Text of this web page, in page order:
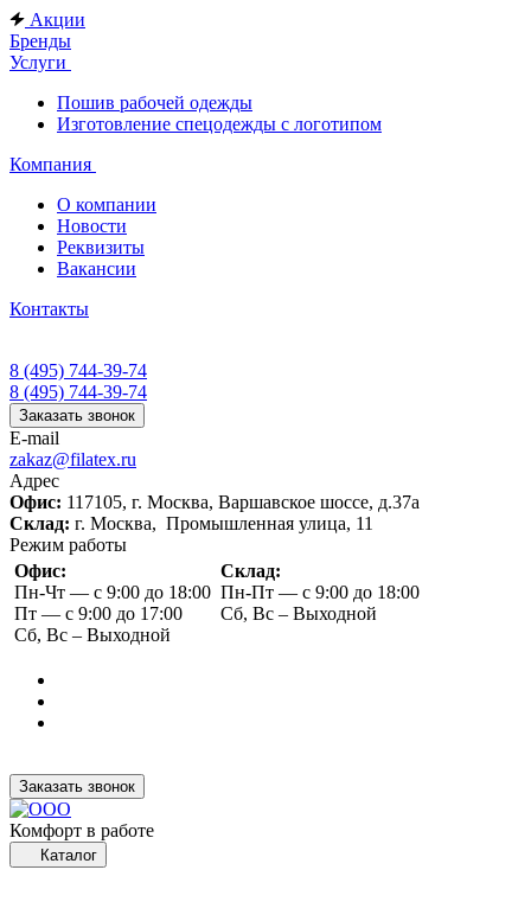
Акции
Бренды
Услуги
Пошив рабочей одежды
Изготовление спецодежды с логотипом
Компания
О компании
Новости
Реквизиты
Вакансии
Контакты
8 (495) 744-39-74
8 (495) 744-39-74
Заказать звонок
E-mail
zakaz@filatex.ru
Адрес
Офис: 117105, г. Москва, Варшавское шоссе, д.37а
Склад: г. Москва, Промышленная улица, 11
Режим работы
Офис:
Пн-Чт — с 9:00 до 18:00
Пт — с 9:00 до 17:00
Сб, Вс – Выходной
Склад:
Пн-Пт — с 9:00 до 18:00
Сб, Вс – Выходной
Заказать звонок
Комфорт в работе
Каталог